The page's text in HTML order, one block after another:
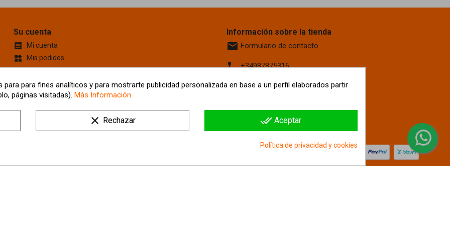
Su cuenta
 Mi cuenta
widgets Mis pedidos
Cupones de descuento
account_box Información personal
location_on Mis Direcciones
Tus ajustes de cookies
Información sobre la tienda
email Formulario de contacto
phone+34987875316
location_on Calle La Fontanilla, 6
para fines analíticos y para mostrarte publicidad personalizada en base a un perfil elaborados partir
páginas visitadas). Más Información
clear Rechazar done_all Aceptar
Política de privacidad y cookies